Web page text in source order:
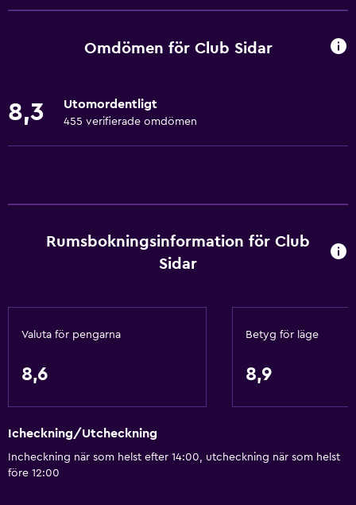
Biluthyrning
Mötesrum
Fotmassage
Internet
Brandsläckare
Omdömen för Club Sidar
8,3 Utomordentligt
455 verifierade omdömen
Rumsbokningsinformation för Club
Sidar
Valuta för pengarna
8,6
Betyg för läge
8,9
Icheckning/Utcheckning
Incheckning när som helst efter 14:00, utcheckning när som helst
före 12:00